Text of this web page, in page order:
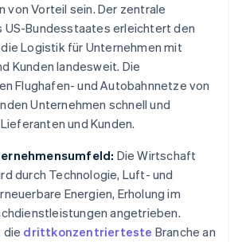
von Vorteil sein. Der zentrale
US-Bundesstaates erleichtert den
Logistik für Unternehmen mit
Kunden landesweit. Die
Flughafen- und Autobahnnetze von
Unternehmen schnell und
und Kunden.
Die Wirtschaft
durch Technologie, Luft- und
Energien, Erholung im
angetrieben.
die drittkonzentrierteste Branche an